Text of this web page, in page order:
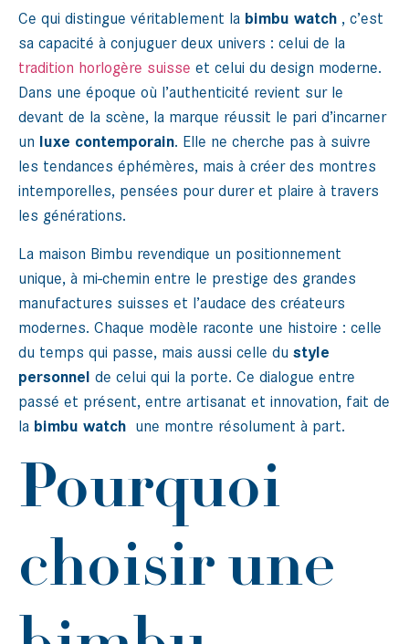
Ce qui distingue véritablement la bimbu watch , c’est
sa capacité à conjuguer deux univers : celui de la
tradition horlogère suisse et celui du design moderne.
Dans une époque où l’authenticité revient sur le
devant de la scène, la marque réussit le pari d’incarner
un luxe contemporain. Elle ne cherche pas à suivre
les tendances éphémères, mais à créer des montres
intemporelles, pensées pour durer et plaire à travers
les générations.
La maison Bimbu revendique un positionnement
unique, à mi-chemin entre le prestige des grandes
manufactures suisses et l’audace des créateurs
modernes. Chaque modèle raconte une histoire : celle
du temps qui passe, mais aussi celle du style
personnel de celui qui la porte. Ce dialogue entre
passé et présent, entre artisanat et innovation, fait de
la bimbu watch une montre résolument à part.
Pourquoi
choisir une